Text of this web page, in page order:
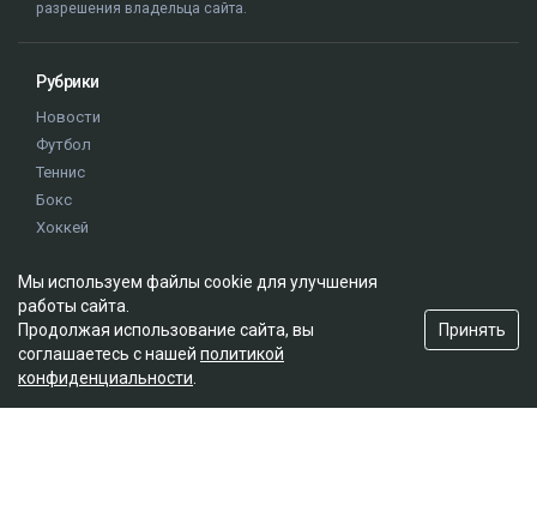
разрешения владельца сайта.
Рубрики
Новости
Футбол
Теннис
Бокс
Хоккей
Истории
Олимпиада
Редакция
О проекте
Мы используем файлы cookie для улучшения
работы сайта.
Продолжая использование сайта, вы
соглашаетесь с нашей политикой
конфиденциальности
Принять